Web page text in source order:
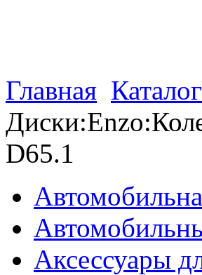
Главная Каталог
D65.1
Аксессуары